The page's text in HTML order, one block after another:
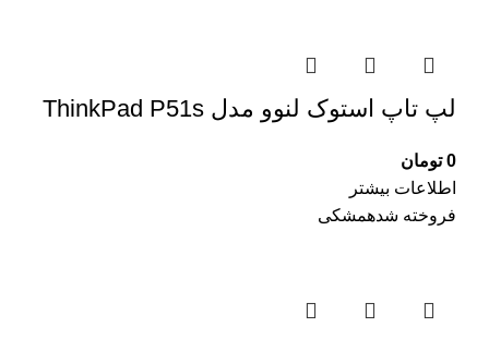
لپ تاپ استوک لنوو مدل ThinkPad P51s
0 تومان
اطلاعات بیشتر
فروخته شدهمشکی